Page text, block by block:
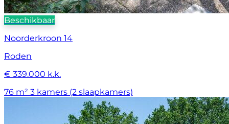
Beschikbaar
Noorderkroon 14
Roden
€ 339.000 k.k.
76 m² 3 kamers (2 slaapkamers)